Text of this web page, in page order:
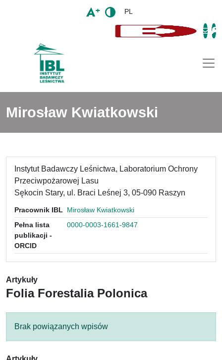
PL
Mirosław Kwiatkowski
Instytut Badawczy Leśnictwa, Laboratorium Ochrony
Przeciwpożarowej Lasu
Sękocin Stary, ul. Braci Leśnej 3, 05-090 Raszyn
Pracownik IBL
Mirosław Kwiatkowski
Pełna lista
publikacji -
ORCID
0000-0003-1661-9847
Artykuły
Folia Forestalia Polonica
Brak powiązanych wpisów